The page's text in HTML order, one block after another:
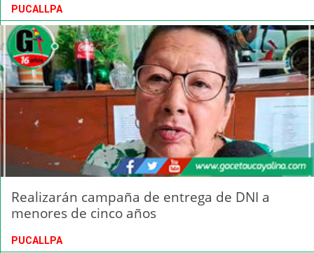
PUCALLPA
Realizarán campaña de entrega de DNI a
menores de cinco años
PUCALLPA